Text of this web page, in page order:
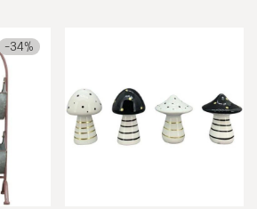
-34%